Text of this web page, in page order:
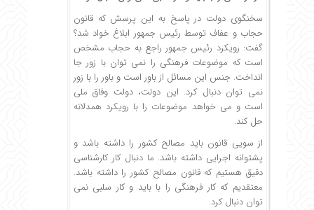
سخنگوی دولت در پاسخ به این پرسش که قانون
حجاب و عفاف توسط رئیس جمهور ابلاغ خواد شد؟
گفت: رویکرد رئیس جمهور راجع به حجاب مشخص
است که موضوعات فرهنگی را نمی توان با زور جا
انداخت. جنس این مسائل از باور است و باور را با زور
نمی توان دنبال کرد. این دولت، دولت وفاق ملی
است و می خواهد موضوعات را با رویکرد همدلانه
حل کند.
از سویی قانون باید مصالح کشور را داشته باشد و
پشتوانه اجرایی داشته باشد. ما دنبال کار کارشناسی
دقیق هستیم که قانون مصالح کشور را داشته باشد.
معتقدیم که کار فرهنگی را با باید و کار سلبی نمی
توان دنبال کرد.